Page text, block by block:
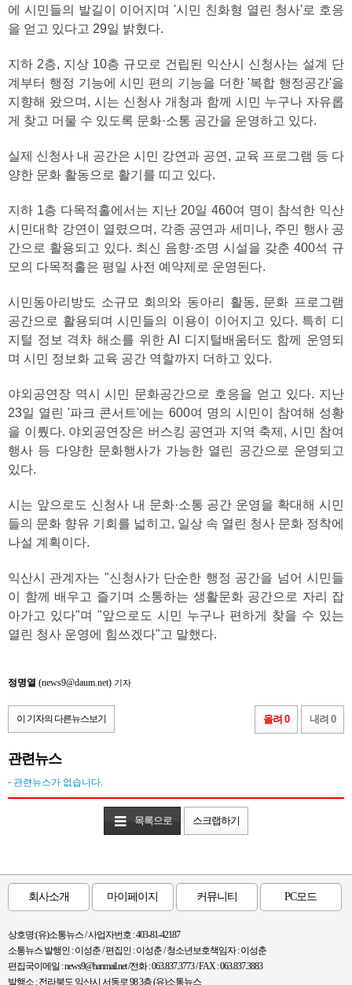
에 시민들의 발길이 이어지며 '시민 친화형 열린 청사'로 호응
을 얻고 있다고 29일 밝혔다.
지하 2층, 지상 10층 규모로 건립된 익산시 신청사는 설계 단
계부터 행정 기능에 시민 편의 기능을 더한 '복합 행정공간'을
지향해 왔으며, 시는 신청사 개청과 함께 시민 누구나 자유롭
게 찾고 머물 수 있도록 문화·소통 공간을 운영하고 있다.
실제 신청사 내 공간은 시민 강연과 공연, 교육 프로그램 등 다
양한 문화 활동으로 활기를 띠고 있다.
지하 1층 다목적홀에서는 지난 20일 460여 명이 참석한 익산
시민대학 강연이 열렸으며, 각종 공연과 세미나, 주민 행사 공
간으로 활용되고 있다. 최신 음향·조명 시설을 갖춘 400석 규
모의 다목적홀은 평일 사전 예약제로 운영된다.
시민동아리방도 소규모 회의와 동아리 활동, 문화 프로그램
공간으로 활용되며 시민들의 이용이 이어지고 있다. 특히 디
지털 정보 격차 해소를 위한 AI 디지털배움터도 함께 운영되
며 시민 정보화 교육 공간 역할까지 더하고 있다.
야외공연장 역시 시민 문화공간으로 호응을 얻고 있다. 지난
23일 열린 '파크 콘서트'에는 600여 명의 시민이 참여해 성황
을 이뤘다. 야외공연장은 버스킹 공연과 지역 축제, 시민 참여
행사 등 다양한 문화행사가 가능한 열린 공간으로 운영되고
있다.
시는 앞으로도 신청사 내 문화·소통 공간 운영을 확대해 시민
들의 문화 향유 기회를 넓히고, 일상 속 열린 청사 문화 정착에
나설 계획이다.
익산시 관계자는 "신청사가 단순한 행정 공간을 넘어 시민들
이 함께 배우고 즐기며 소통하는 생활문화 공간으로 자리 잡
아가고 있다"며 "앞으로도 시민 누구나 편하게 찾을 수 있는
열린 청사 운영에 힘쓰겠다"고 말했다.
정명열 (news9@daum.net) 기자
이 기자의 다른뉴스보기 올려 0 내려 0
관련뉴스
- 관련뉴스가 없습니다.
목록으로 스크랩하기
회사소개 마이페이지 커뮤니티 PC모드
상호명:(유)소통뉴스 / 사업자번호 : 403-81-42187
소통뉴스 발행인 : 이성춘 / 편집인 : 이성춘 / 청소년보호책임자 : 이성춘
편집국이메일 : news9@hanmail.net /전화 : 063.837.3773 / FAX : 063.837.3883
발행소 : 전라북도 익산시 서동로 98 3층 (유)소통뉴스